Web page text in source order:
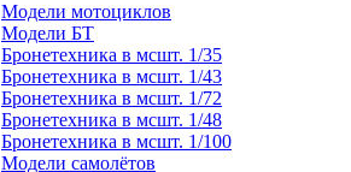
Модели мотоциклов
Модели БТ
Бронетехника в мсшт. 1/35
Бронетехника в мсшт. 1/43
Бронетехника в мсшт. 1/72
Бронетехника в мсшт. 1/48
Бронетехника в мсшт. 1/100
Модели самолётов